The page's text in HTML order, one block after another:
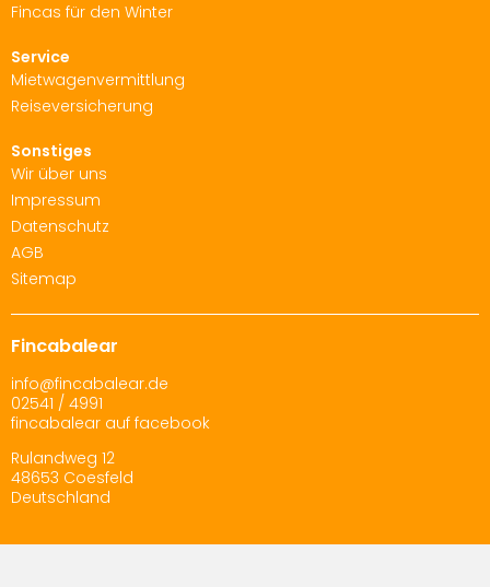
Fincabalear
info@fincabalear.de
02541 / 4991
fincabalear auf facebook
Rulandweg 12
48653 Coesfeld
Deutschland
Fincas für den Winter
Service
Mietwagenvermittlung
Reiseversicherung
Sonstiges
Wir über uns
Impressum
Datenschutz
AGB
Sitemap